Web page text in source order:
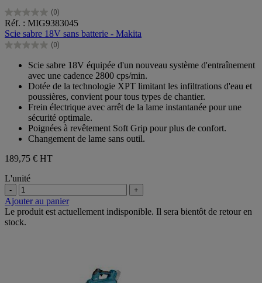
(0)
0.0
sur
5
étoiles.
Réf. : MIG9383045
Scie sabre 18V sans batterie - Makita
(0)
0.0
étoiles.
Scie sabre 18V équipée d'un nouveau système d'entraînement
avec une cadence 2800 cps/min.
Dotée de la technologie XPT limitant les infiltrations d'eau et
poussières, convient pour tous types de chantier.
Frein électrique avec arrêt de la lame instantanée pour une
sécurité optimale.
Poignées à revêtement Soft Grip pour plus de confort.
Changement de lame sans outil.
189,75 € HT
L'unité
- +
Ajouter au panier
Le produit est actuellement indisponible. Il sera bientôt de retour en
stock.